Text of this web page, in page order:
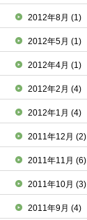
2012年8月(1)
2012年5月(1)
2012年4月(1)
2012年2月(4)
2012年1月(4)
2011年12月(2)
2011年11月(6)
2011年10月(3)
2011年9月(4)